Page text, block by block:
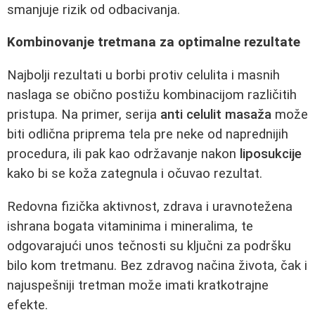
smanjuje rizik od odbacivanja.
Kombinovanje tretmana za optimalne rezultate
Najbolji rezultati u borbi protiv celulita i masnih
naslaga se obično postižu kombinacijom različitih
pristupa. Na primer, serija anti celulit masaža može
biti odlična priprema tela pre neke od naprednijih
procedura, ili pak kao održavanje nakon liposukcije
kako bi se koža zategnula i očuvao rezultat.
Redovna fizička aktivnost, zdrava i uravnotežena
ishrana bogata vitaminima i mineralima, te
odgovarajući unos tečnosti su ključni za podršku
bilo kom tretmanu. Bez zdravog načina života, čak i
najuspešniji tretman može imati kratkotrajne
efekte.